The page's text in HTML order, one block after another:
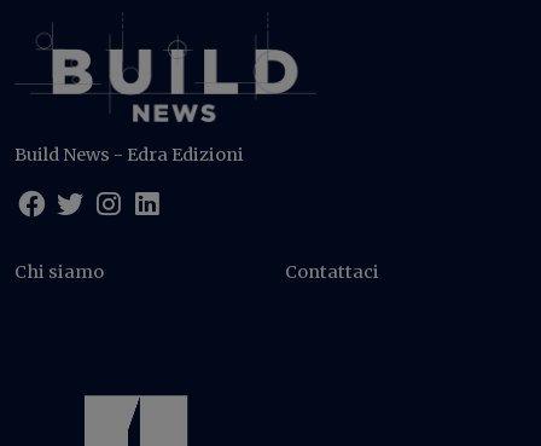
Build News - Edra Edizioni
Chi siamo Contattaci